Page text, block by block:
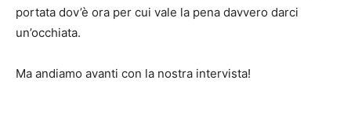
portata dov’è ora per cui vale la pena davvero darci
un’occhiata.
Ma andiamo avanti con la nostra intervista!